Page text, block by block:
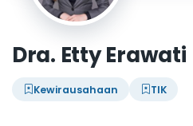
Dra. Etty Erawati
Kewirausahaan TIK